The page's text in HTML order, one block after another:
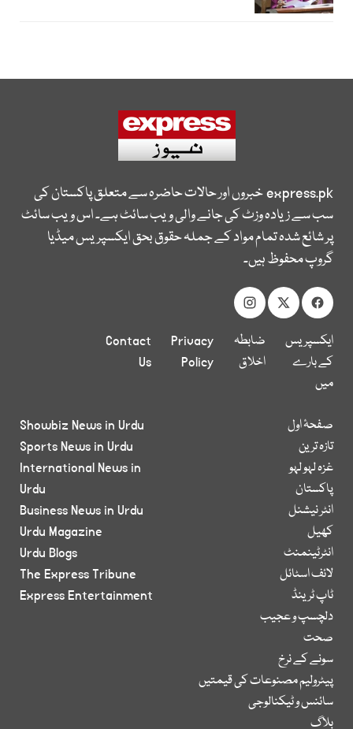
express.pkخبروں اور حالات حاضرہ سے متعلق پاکستان کی
سب سے زیادہ وزٹ کی جانے والی ویب سائٹ ہے۔ اس ویب سائٹ
پر شائع شدہ تمام مواد کے جملہ حقوق بحق ایکسپریس میڈیا
گروپ محفوظ ہیں۔
ایکسپریس
کے بارے
میں
ضابطہ
اخلاق
Privacy
Policy
Contact
Us
صفحۂ اول
تازہ ترین
غزہ لہو لہو
پاکستان
انٹر نیشنل
کھیل
انٹرٹینمنٹ
لائف اسٹائل
ٹاپ ٹرینڈ
دلچسپ و عجیب
صحت
سونے کے نرخ
پیٹرولیم مصنوعات کی قیمتیں
سائنس و ٹیکنالوجی
بلاگ
Showbiz News in Urdu
Sports News in Urdu
International News in
Urdu
Business News in Urdu
Urdu Magazine
Urdu Blogs
The Express Tribune
Express Entertainment